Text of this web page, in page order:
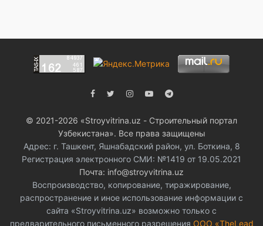
© 2021-2026 «Stroyvitrina.uz - Строительный портал
Узбекистана». Все права защищены
Адрес: г. Ташкент, Яшнабадский район, ул. Боткина, 8
Регистрация электронного СМИ: №1419 от 19.05.2021
Почта: info@stroyvitrina.uz
Воспроизводство, копирование, тиражирование,
распространение и иное использование информации с
сайта «Stroyvitrina.uz» возможно только с
предварительного письменного разрешения ООО «TheLead